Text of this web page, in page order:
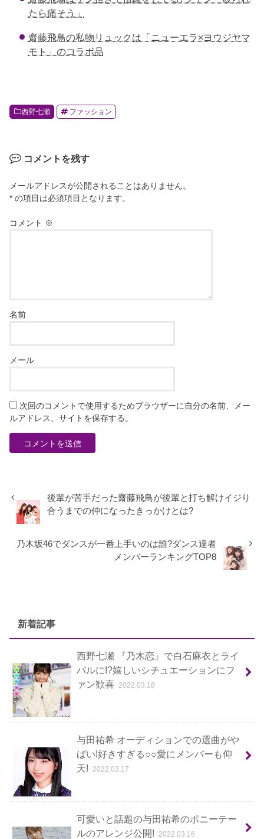
たら痛そう」
齋藤飛鳥の私物リュックは「ニューエラ×ヨウジヤマ
モト」のコラボ品
西野七瀬 ファッション
コメントを残す
メールアドレスが公開されることはありません。
* の項目は必須項目となります。
コメント ※
名前
メール
次回のコメントで使用するためブラウザーに自分の名前、メー
ルアドレス、サイトを保存する。
後輩が苦手だった齋藤飛鳥が後輩と打ち解けイジり
合うまでの仲になったきっかけとは?
乃木坂46でダンスが一番上手いのは誰?ダンス達者
メンバーランキングTOP8
新着記事
西野七瀬 『乃木恋』で白石麻衣とライ
バルに!?嬉しいシチュエーションにフ
ァン歓喜
2022.03.18
与田祐希 オーディションでの選曲がや
ばい!好きすぎる○○愛にメンバーも仰
天!
2022.03.17
可愛いと話題の与田祐希のポニーテー
ルのアレンジ公開!
2022.03.16